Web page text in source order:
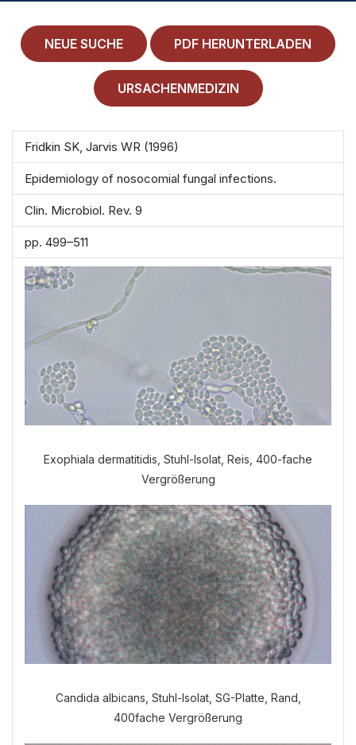
EINLOGGEN
ALLGEMEINE GESCHÄFTSBEDINGUNGEN
NORMAMED SERVICE
Ärztehaus Mitte,In den Ministergärten 1,
49 30 212 34 36 300
service@normamed.com
NEUE SUCHE PDF HERUNTERLADEN
URSACHENMEDIZIN
Fridkin SK, Jarvis WR (1996)
Epidemiology of nosocomial fungal infections.
Clin. Microbiol. Rev. 9
pp. 499–511
Exophiala dermatitidis, Stuhl-Isolat, Reis, 400-fache
Vergrößerung
Candida albicans, Stuhl-Isolat, SG-Platte, Rand,
400fache Vergrößerung